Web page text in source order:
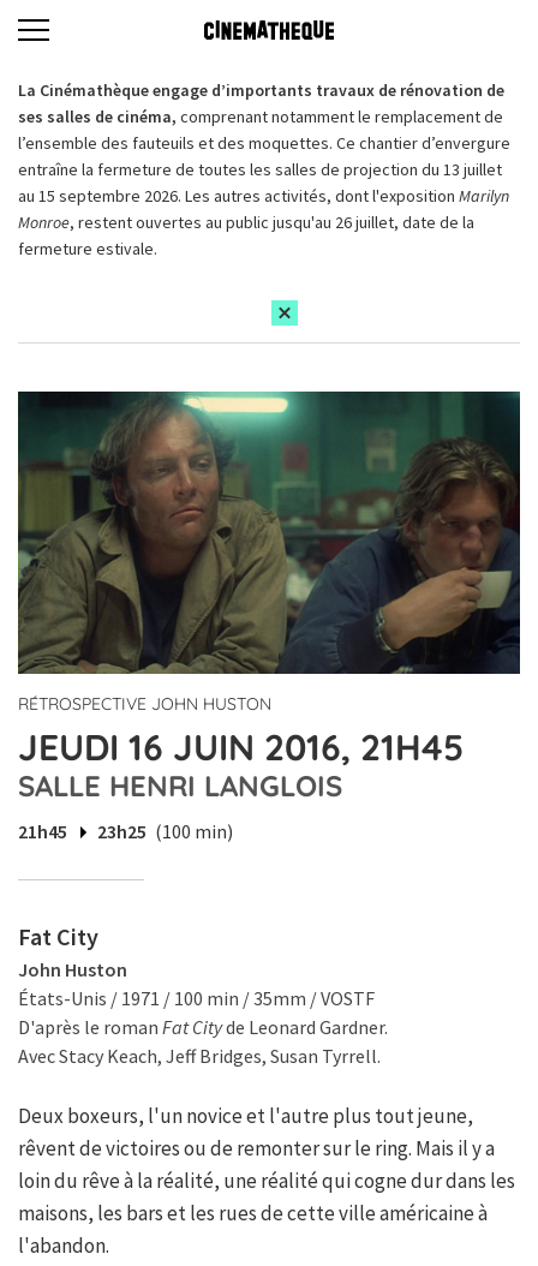
La Cinémathèque engage d’importants travaux de rénovation de
ses salles de cinéma, comprenant notamment le remplacement de
l’ensemble des fauteuils et des moquettes. Ce chantier d’envergure
entraîne la fermeture de toutes les salles de projection du 13 juillet
au 15 septembre 2026. Les autres activités, dont l'exposition Marilyn
Monroe, restent ouvertes au public jusqu'au 26 juillet, date de la
fermeture estivale.
RÉTROSPECTIVE JOHN HUSTON
JEUDI 16 JUIN 2016, 21H45
SALLE HENRI LANGLOIS
21h45 23h25 (100 min)
Fat City
John Huston
États-Unis / 1971 / 100 min / 35mm / VOSTF
D'après le roman Fat Cityde Leonard Gardner.
Avec Stacy Keach, Jeff Bridges, Susan Tyrrell.
Deux boxeurs, l'un novice et l'autre plus tout jeune,
rêvent de victoires ou de remonter sur le ring. Mais il y a
loin du rêve à la réalité, une réalité qui cogne dur dans les
maisons, les bars et les rues de cette ville américaine à
l'abandon.